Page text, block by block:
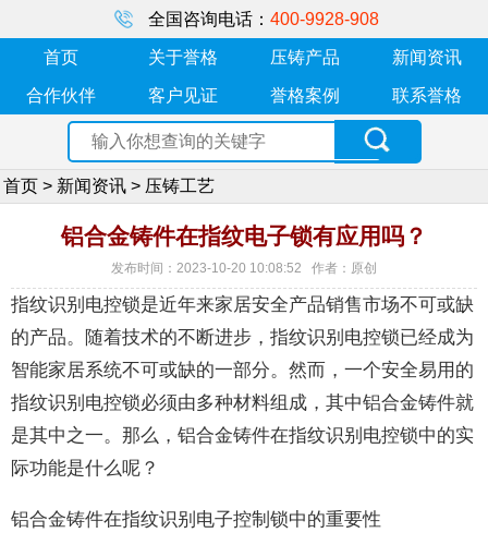
全国咨询电话： 400-9928-908
首页 关于誉格 压铸产品 新闻资讯
合作伙伴 客户见证 誉格案例 联系誉格
首页 > 新闻资讯 > 压铸工艺
铝合金铸件在指纹电子锁有应用吗？
发布时间：2023-10-20 10:08:52 作者：原创
指纹识别电控锁是近年来家居安全产品销售市场不可或缺
的产品。随着技术的不断进步，指纹识别电控锁已经成为
智能家居系统不可或缺的一部分。然而，一个安全易用的
指纹识别电控锁必须由多种材料组成，其中铝合金铸件就
是其中之一。那么，铝合金铸件在指纹识别电控锁中的实
际功能是什么呢？
铝合金铸件在指纹识别电子控制锁中的重要性